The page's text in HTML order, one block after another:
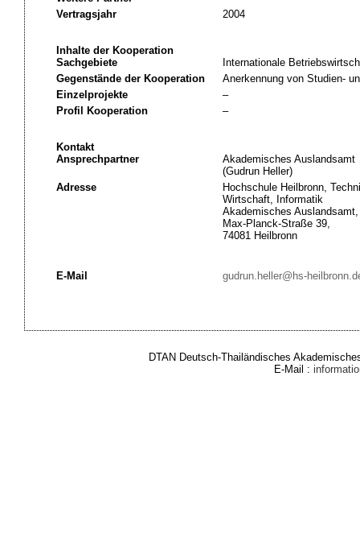
Vertragsjahr
2004
Inhalte der Kooperation
Sachgebiete
Internationale
Gegenstände der Kooperation
Anerkennung von Studien-
Einzelprojekte
–
Profil Kooperation
–
Kontakt
Ansprechpartner
Akademisches Auslandsamt
(Gudrun Heller)
Adresse
Hochschule Heilbronn,
Wirtschaft, Informatik
Akademisches Auslandsamt,
Max-Planck-Straße 39,
74081 Heilbronn
E-Mail gudrun.heller@hs-
DTAN Deutsch-Thailändisches
E-Mail :